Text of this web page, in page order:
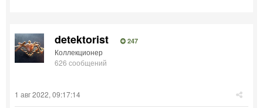
detektorist 247
Коллекционер
626 сообщений
1 авг 2022, 09:17:14